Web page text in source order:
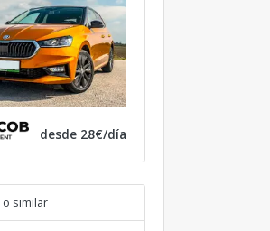
desde 28€/día
o similar